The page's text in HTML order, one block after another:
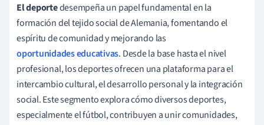
El deportedesempeña un papel fundamental en la
formación del tejido social de Alemania, fomentando el
espíritu de comunidad y mejorando las
oportunidades educativas. Desde la base hasta el nivel
profesional, los deportes ofrecen una plataforma para el
intercambio cultural, el desarrollo personal y la integración
social. Este segmento explora cómo diversos deportes,
especialmente el fútbol, contribuyen a unir comunidades,